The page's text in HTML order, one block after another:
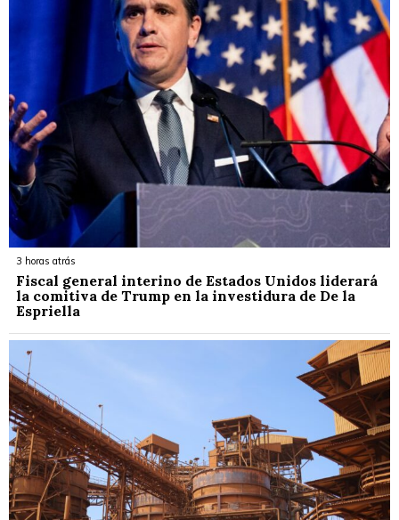
3 horas atrás
Fiscal general interino de Estados Unidos liderará
la comitiva de Trump en la investidura de De la
Espriella